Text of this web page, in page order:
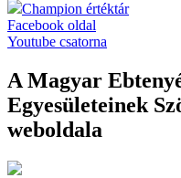
Champion értéktár
Facebook oldal
Youtube csatorna
A Magyar
Egyesületeinek
weboldala